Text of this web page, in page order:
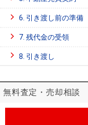
6. 引き渡し前の準備
7. 残代金の受領
8. 引き渡し
無料査定・売却相談